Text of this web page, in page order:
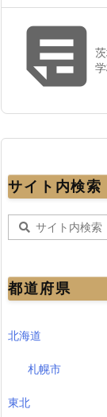

サイト内検索
都道府県
北海道
札幌市
東北